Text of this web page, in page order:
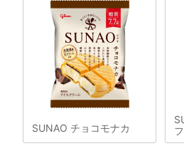
SUNAO チョコモナカ